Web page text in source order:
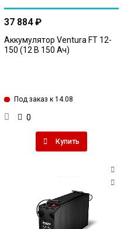
37 884 ₽
Аккумулятор Ventura FT 12-
150 (12 В 150 Ач)
Под заказ к 14.08
0
Купить